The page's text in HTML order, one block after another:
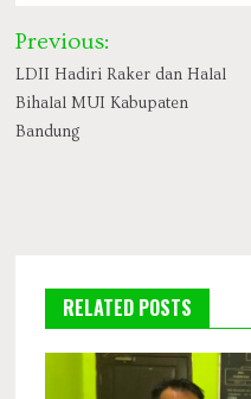
Post
navigation
Previous:
LDII Hadiri Raker dan Halal
Bihalal MUI Kabupaten
Bandung
RELATED POSTS